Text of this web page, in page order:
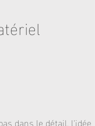
dans le détail, l'idée